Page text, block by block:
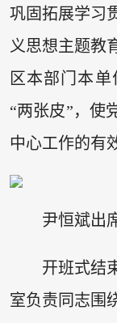
巩固拓展学习
义思想主题教
区本部门本
“两张皮”，使
中心工作的有
尹恒斌出
开班式结
室负责同志围